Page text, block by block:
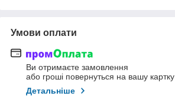
Умови оплати
Ви отримаєте замовлення
або гроші повернуться на вашу картку
Детальніше